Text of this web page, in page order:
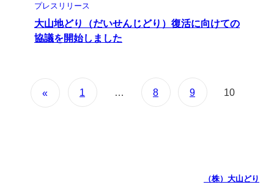
プレスリリース
大山地どり（だいせんじどり）復活に向けての
協議を開始しました
« 1 … 8 9 10
（株）大山どり